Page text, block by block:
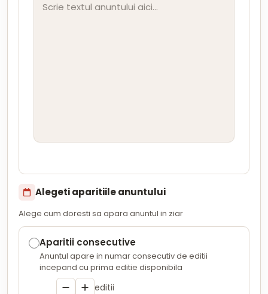
Alegeti aparitiile anuntului
Alege cum doresti sa apara anuntul in ziar
Aparitii consecutive
Anuntul apare in numar consecutiv de editii
incepand cu prima editie disponibila
editii